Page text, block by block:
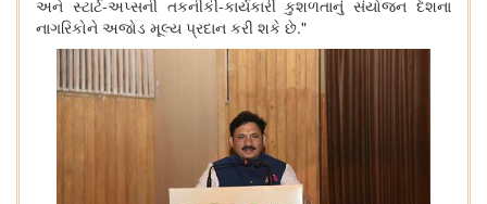
અને સ્ટાર્ટ-અપ્સની તકનીકી-કાર્યકારી કુશળતાનું સંયોજન દેશના
નાગરિકોને અજોડ મૂલ્ય પ્રદાન કરી શકે છે."